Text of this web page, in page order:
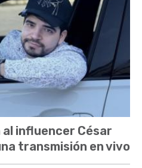
influencer César
transmisión en vivo